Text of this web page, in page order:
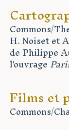
Commons/
H. Noiset et
de Philippe
l'ouvrage
Films et
Commons/